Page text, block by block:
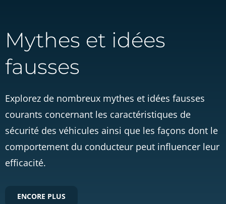
Mythes et idées
fausses
Explorez de nombreux mythes et idées fausses
courants concernant les caractéristiques de
sécurité des véhicules ainsi que les façons dont le
comportement du conducteur peut influencer leur
efficacité.
ENCORE PLUS